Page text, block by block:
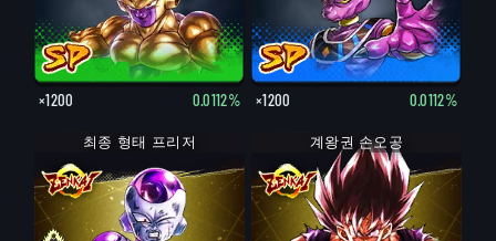
×1200 0.0112% ×1200 0.0112%
최종 형태 프리저
최종 형태 프리저 계왕권 손오공